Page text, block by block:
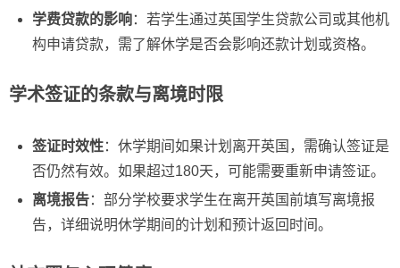
学费贷款的影响：若学生通过英国学生贷款公司或其他机
构申请贷款，需了解休学是否会影响还款计划或资格。
学术签证的条款与离境时限
签证时效性：休学期间如果计划离开英国，需确认签证是
否仍然有效。如果超过180天，可能需要重新申请签证。
离境报告：部分学校要求学生在离开英国前填写离境报
告，详细说明休学期间的计划和预计返回时间。